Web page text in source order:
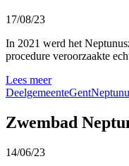
17/08/23
In 2021 werd het
procedure veroorzaakte
Lees meer
DeelgemeenteGent
Zwembad
14/06/23